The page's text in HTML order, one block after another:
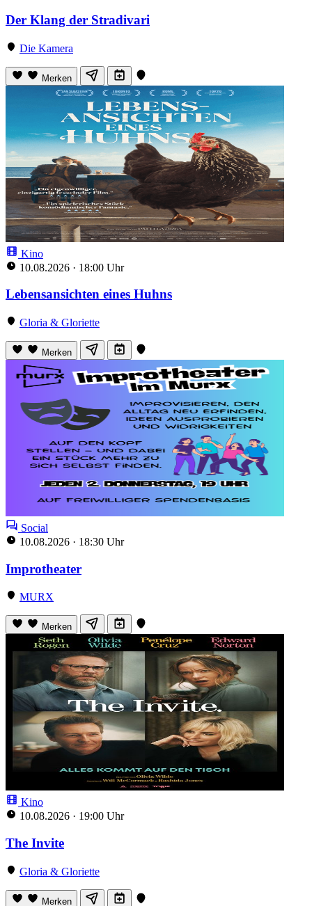
Der Klang der Stradivari
Die Kamera
Merken
Kino
10.08.2026 · 18:00 Uhr
Lebensansichten eines Huhns
Gloria & Gloriette
Merken
Social
10.08.2026 · 18:30 Uhr
Improtheater
MURX
Merken
Kino
10.08.2026 · 19:00 Uhr
The Invite
Gloria & Gloriette
Merken